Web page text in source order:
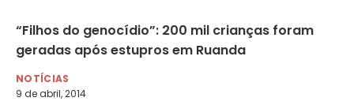
“Filhos do genocídio”: 200 mil crianças foram
geradas após estupros em Ruanda
NOTÍCIAS
9 de abril, 2014